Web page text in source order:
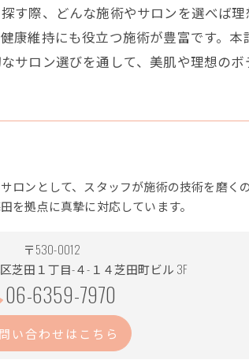
す際、どんな施術やサロンを選べば
康維持にも役立つ施術が豊富です。
ロン選びを通して、美肌や理想のボ
ロンとして、スタッフが施術の技術を磨く
を拠点に真摯に対応しています。
〒530-0012
芝田１丁目-４-１４芝田町ビル 3F
06-6359-7970
い合わせはこちら